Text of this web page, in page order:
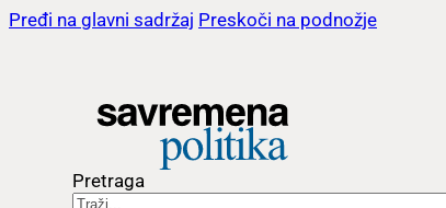
Pređi na glavni sadržaj Preskoči na podnožje
Pretraga